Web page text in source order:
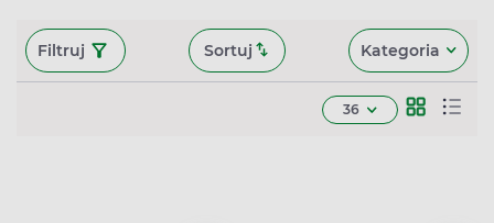
Filtruj Sortuj Kategoria
36